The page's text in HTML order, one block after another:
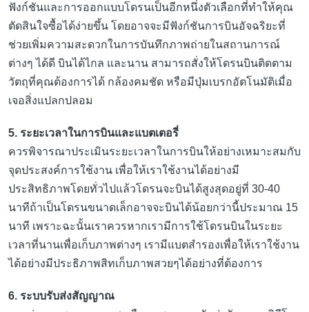
ฟังก์ชันและการออกแบบโดรนเป็นอีกหนึ่งตัวเลือกที่ทำให้คุณ
ตัดสินใจซื้อได้ง่ายขึ้น โดยอาจจะมีฟังก์ชันการบินอัจฉริยะที่
ช่วยเพิ่มความสะดวกในการบันทึกภาพถ่ายในสถานการณ์
ต่างๆ ได้ดี บินได้ไกล และนาน สามารถสั่งให้โดรนบินติดตาม
วัตถุที่คุณต้องการได้ กล้องคมชัด หรือมีปุ่มเบรกอัตโนมัติเมื่อ
เจอสิ่งแปลกปลอม
5. ระยะเวลาในการบินและแบตเตอรี่
ควรพิจารณาประเมินระยะเวลาในการบินให้อย่างเหมาะสมกับ
จุดประสงค์การใช้งาน เพื่อให้เราใช้งานได้อย่างมี
ประสิทธิภาพโดยทั่วไปแล้วโดรนจะบินได้สูงสุดอยู่ที่ 30-40
นาทีถ้าเป็นโดรนขนาดเล็กอาจจะบินได้น้อยกว่านี้ประมาณ 15
นาที เพราะฉะนั้นเราควรหากเรามีการใช้โดรนบินในระยะ
เวลาที่นานเพื่อเก็บภาพต่างๆ เรามีแบตสำรองเพื่อให้เราใช้งาน
ได้อย่างมีประธิภาพสิทเก็บภาพสวยๆได้อย่างที่ต้องการ
6. ระบบรับส่งสัญญาณ